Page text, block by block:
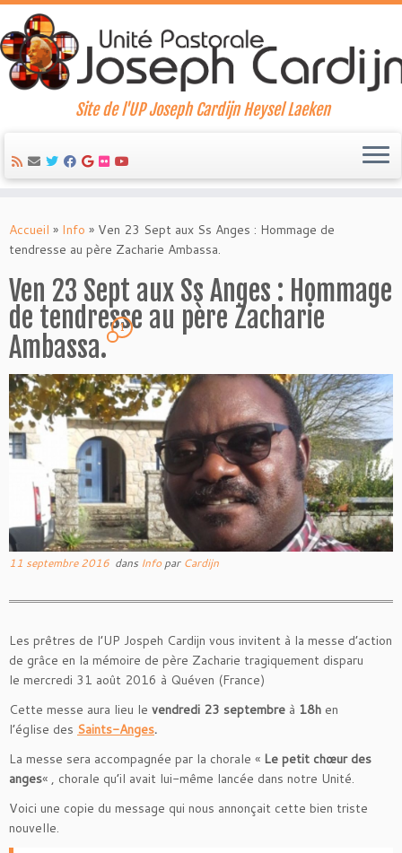
to
content
Site de l'UP Joseph Cardijn Heysel Laeken
Accueil » Info » Ven 23 Sept aux Ss Anges : Hommage de
tendresse au père Zacharie Ambassa.
Ven 23 Sept aux Ss Anges : Hommage
de tendresse au père Zacharie
Ambassa.
1
11 septembre 2016 dans Info par Cardijn
Les prêtres de l’UP Jospeh Cardijn vous invitent à la messe d’action
de grâce en la mémoire de père Zacharie tragiquement disparu
le mercredi 31 août 2016 à Quéven (France)
Cette messe aura lieu le vendredi 23 septembre à 18h en
l’église des Saints-Anges.
La messe sera accompagnée par la chorale « Le petit chœur des
anges« , chorale qu’il avait lui-même lancée dans notre Unité.
Voici une copie du message qui nous annonçait cette bien triste
nouvelle.